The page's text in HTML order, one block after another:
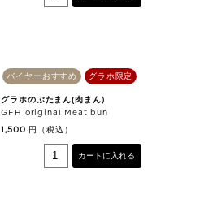
バイヤーおすすめ グラホ限定
グラホのぶたまん(肉まん）
GFH original Meat bun
1,500 円（税込）
カートに入れる